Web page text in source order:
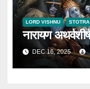
LORD VISHNU STOTRA
नारायण
DEC 16, 2025